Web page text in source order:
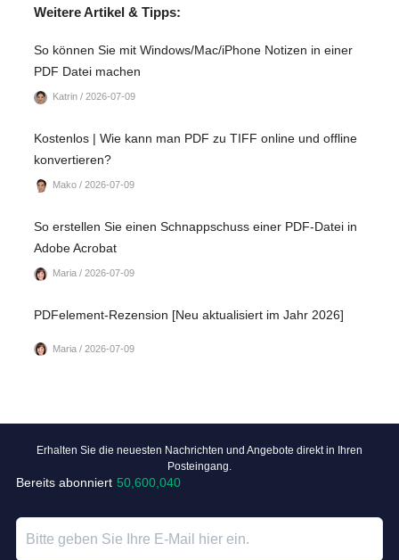
Weitere Artikel & Tipps:
So können Sie mit Windows/Mac/iPhone Notizen in einer
PDF Datei machen
Katrin / 2026-07-09
Kostenlos | Wie kann man PDF zu TIFF online und offline
konvertieren?
Mako / 2026-07-09
So erstellen Sie einen Schnappschuss einer PDF-Datei in
Adobe Acrobat
Maria / 2026-07-09
PDFelement-Rezension [Neu aktualisiert im Jahr 2026]
Maria / 2026-07-09
Erhalten Sie die neuesten Nachrichten und Angebote direkt in Ihren
Posteingang.
Bereits abonniert 50,600,040